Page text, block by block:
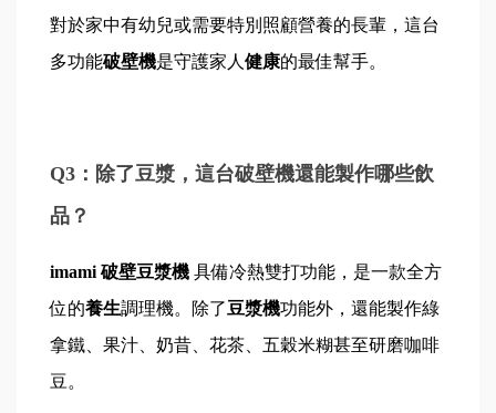
對於家中有幼兒或需要特別照顧營養的長輩，這台
多功能破壁機是守護家人 健康的最佳幫手。
Q3：除了豆漿，這台破壁機還能製作哪些飲
品？
imami 破壁豆漿機 具備冷熱雙打功能，是一款全方
位的養生調理機。除了豆漿機功能外，還能製作綠
拿鐵、果汁、奶昔、花茶、五穀米糊甚至研磨咖啡
豆。